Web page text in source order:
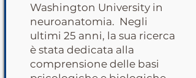
Washington University in
neuroanatomia. Negli
ultimi 25 anni, la sua ricerca
è stata dedicata alla
comprensione delle basi